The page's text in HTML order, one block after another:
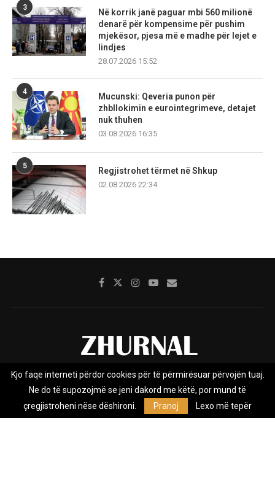
3
Në korrik janë paguar mbi 560 milionë
denarë për kompensime për pushim
mjekësor, pjesa më e madhe për lejet e
lindjes
28.07.2026 15:52
4
Mucunski: Qeveria punon për
zhbllokimin e eurointegrimeve, detajet
nuk thuhen
03.08.2026 16:35
5
Regjistrohet tërmet në Shkup
02.08.2026 22:34
Rreth nesh Impresumi Marketing
Privacy Policy
Zhurnal.mk është Agjenci e Lajmeve e pavarur, e themeluar në vitin
Kjo faqe interneti përdor cookies për të përmirësuar përvojën tuaj.
Ne do të supozojmë se jeni dakord me këtë, por mund të
çregjistroheni nëse dëshironi.
Pranoj Lexo më tepër